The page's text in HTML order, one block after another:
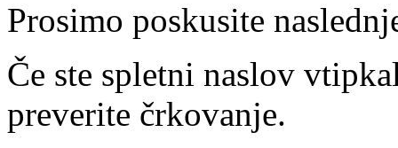
Prosimo poskusite
Če ste spletni naslov
preverite črkovanje.